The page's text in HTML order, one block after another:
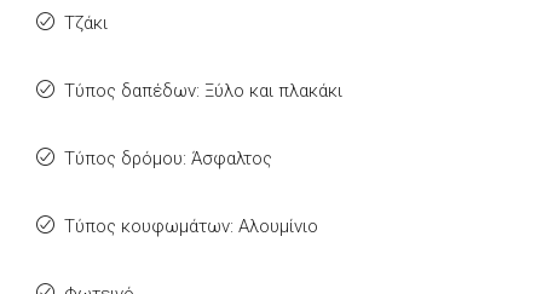
Τζάκι
Τύπος δαπέδων: Ξύλο και πλακάκι
Τύπος δρόμου: Άσφαλτος
Τύπος κουφωμάτων: Αλουμίνιο